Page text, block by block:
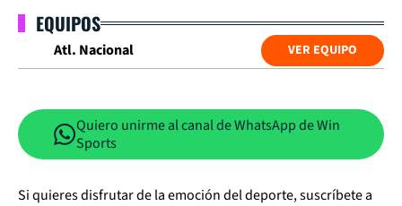
EQUIPOS
Atl. Nacional VER EQUIPO
Quiero unirme al canal de WhatsApp de Win
Sports
Si quieres disfrutar de la emoción del deporte, suscríbete a